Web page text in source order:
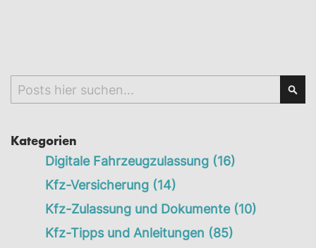
Search
Kategorien
Digitale Fahrzeugzulassung (16)
Kfz-Versicherung (14)
Kfz-Zulassung und Dokumente (10)
Kfz-Tipps und Anleitungen (85)